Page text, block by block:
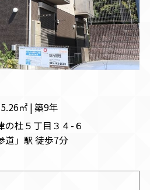
㎡ | 築9年
の杜５丁目３４-６
道」駅 徒歩7分